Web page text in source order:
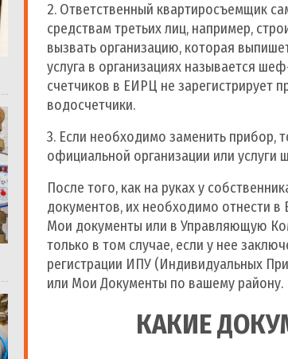
2. Ответственный квартиросъемщик
средствам третьих лиц, например,
вызвать организацию, которая
услуга в организациях называется
счетчиков в ЕИРЦ не зарегистрирует
водосчетчики.
3. Если необходимо заменить
официальной организации или
После того, как на руках у
документов, их необходимо отнести
Мои документы или в Управляющую
только в том случае, если у нее
регистрации ИПУ (Индивидуальных
или Мои Документы по вашему району.
КАКИЕ